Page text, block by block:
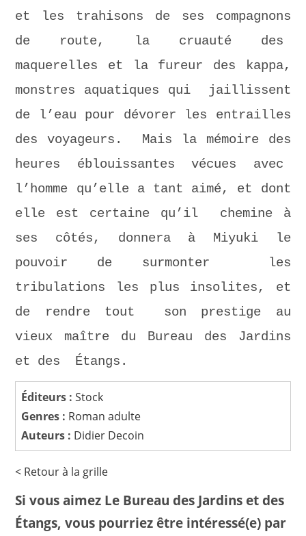
et les trahisons de ses compagnons
de route, la cruauté des
maquerelles et la fureur des kappa,
monstres aquatiques qui jaillissent
de l’eau pour dévorer les entrailles
des voyageurs. Mais la mémoire des
heures éblouissantes vécues avec
l’homme qu’elle a tant aimé, et dont
elle est certaine qu’il chemine à
ses côtés, donnera à Miyuki le
pouvoir de surmonter les
tribulations les plus insolites, et
de rendre tout son prestige au
vieux maître du Bureau des Jardins
et des Étangs.
Éditeurs : Stock
Genres : Roman adulte
Auteurs : Didier Decoin
< Retour à la grille
Si vous aimez Le Bureau des Jardins et des
Étangs, vous pourriez être intéressé(e) par